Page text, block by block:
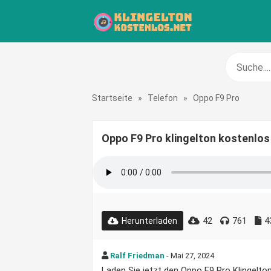
Startseite » Telefon » Oppo F9 Pro
Oppo F9 Pro klingelton kostenlos
Herunterladen 42 761
Ralf Friedman - Mai 27, 2024